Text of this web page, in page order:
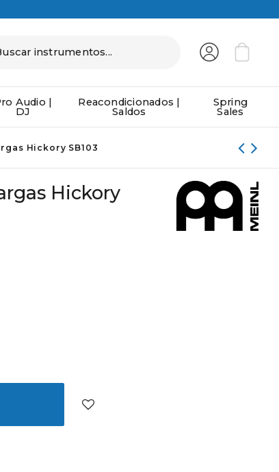
Audio |
DJ
Reacondicionados |
Saldos
Spring
Sales
Hickory SB103
Hickory